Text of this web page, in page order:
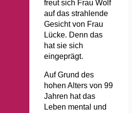
freut sich Frau Wolf
auf das strahlende
Gesicht von Frau
Lücke. Denn das
hat sie sich
eingeprägt.
Auf Grund des
hohen Alters von 99
Jahren hat das
Leben mental und